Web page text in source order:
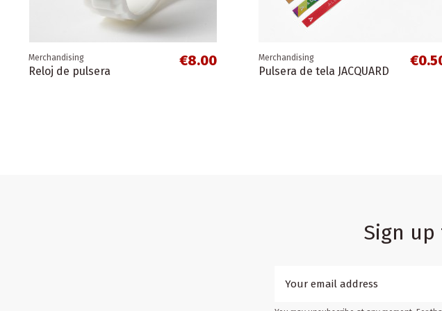
Guía de Turismo Cultural
Cádiz
Serranía de Ronda La Axarquía
Merchandising
Reloj de pulsera
€8.00 Merchandising
Pulsera de tela JACQUARD
Sign